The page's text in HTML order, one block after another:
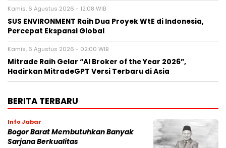
Kamis, 6 Agustus 2026 - 12:08 WIB
SUS ENVIRONMENT Raih Dua Proyek WtE di Indonesia,
Percepat Ekspansi Global
Kamis, 6 Agustus 2026 - 02:00 WIB
Mitrade Raih Gelar “AI Broker of the Year 2026”,
Hadirkan MitradeGPT Versi Terbaru di Asia
BERITA TERBARU
Info Jabar
Bogor Barat Membutuhkan Banyak
Sarjana Berkualitas